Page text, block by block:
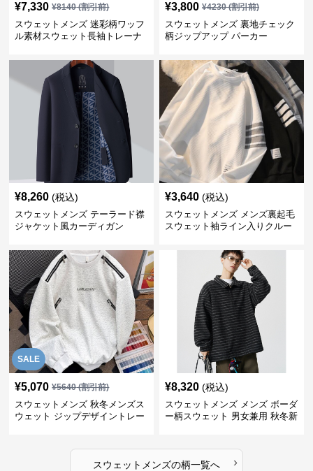
¥7,330 ¥8140(割引前)
スウェットメンズ 迷彩柄ワッフ
ル素材スウェット長袖トレーナ
¥3,800 ¥4230(割引前)
スウェットメンズ 裏地チェック
柄ジップアップ パーカー
¥8,260 (税込)
スウェットメンズ テーラード襟
ジャケット風カーディガン
¥3,640 (税込)
スウェットメンズ メンズ裏起毛
スウェット袖ライン入りクルー
SALE
¥5,070 ¥5640(割引前)
スウェットメンズ 秋冬メンズス
ウェット ジップデザイントレー
¥8,320 (税込)
スウェットメンズ メンズ ボーダ
ー柄スウェット 男女兼用 秋冬新
スウェットメンズの柄一覧へ ›